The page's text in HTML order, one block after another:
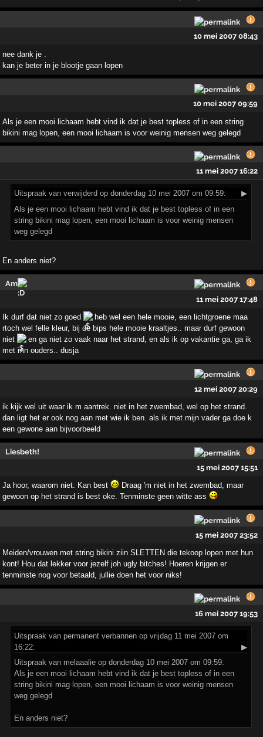
10 mei 2007 08:43
nee dank je .
kan je beter in je blootje gaan lopen
10 mei 2007 09:59
Als je een mooi lichaam hebt vind ik dat je best topless of in een string
bikini mag lopen, een mooi lichaam is voor weinig mensen weg gelegd
11 mei 2007 16:22
Uitspraak van verwijderd op donderdag 10 mei 2007 om 09:59:
▶
Als je een mooi lichaam hebt vind ik dat je best topless of in een
string bikini mag lopen, een mooi lichaam is voor weinig mensen
weg gelegd
En anders niet?
Am
11 mei 2007 17:48
Ik durf dat niet zo goed
heb wel een hele mooie, een lichtgroene maa
rtoch wel felle kleur, bij de bips hele mooie kraaltjes.. maar durf gewoon
niet
en ga niet zo vaak naar het strand, en als ik op vakantie ga, ga ik
met mn ouders.. dusja
12 mei 2007 20:29
ik kijk wel uit waar ik m aantrek. niet in het zwembad, wel op het strand.
dan ligt het er ook nog aan met wie ik ben. als ik met mijn vader ga doe k
een gewone aan bijvoorbeeld
Liesbeth!
15 mei 2007 15:51
Ja hoor, waarom niet. Kan best
Draag 'm niet in het zwembad, maar
gewoon op het strand is best oke. Tenminste geen witte ass
15 mei 2007 23:52
Meiden/vrouwen met string bikini ziin SLETTEN die tekoop lopen met hun
kont! Hou dat lekker voor jezelf joh ugly bitches! Hoeren krijgen er
tenminste nog voor betaald, jullie doen het voor niks!
16 mei 2007 19:53
Uitspraak van permanent verbannen op vrijdag 11 mei 2007 om
16:22:
▶
Uitspraak van melaaalie op donderdag 10 mei 2007 om 09:59:
Als je een mooi lichaam hebt vind ik dat je best topless of in een
string bikini mag lopen, een mooi lichaam is voor weinig mensen
weg gelegd
En anders niet?